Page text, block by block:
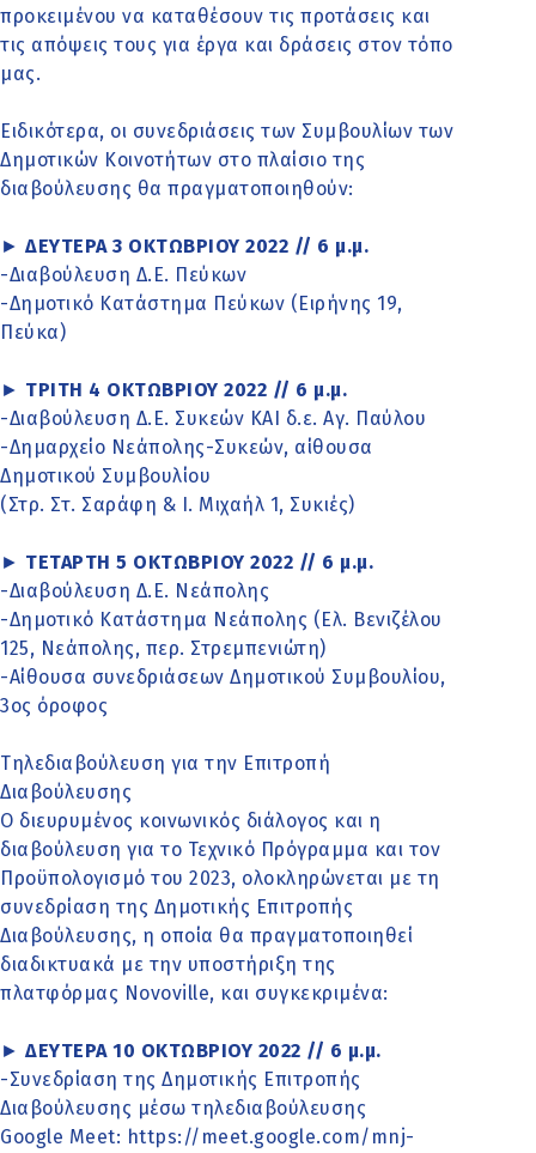
προκειμένου να καταθέσουν τις προτάσεις και
τις απόψεις τους για έργα και δράσεις στον τόπο
μας.
Ειδικότερα, οι συνεδριάσεις των Συμβουλίων των
Δημοτικών Κοινοτήτων στο πλαίσιο της
διαβούλευσης θα πραγματοποιηθούν:
► ΔΕΥΤΕΡΑ 3 ΟΚΤΩΒΡΙΟΥ 2022 // 6 μ.μ.
-Διαβούλευση Δ.Ε. Πεύκων
-Δημοτικό Κατάστημα Πεύκων (Ειρήνης 19,
Πεύκα)
► ΤΡΙΤΗ 4 ΟΚΤΩΒΡΙΟΥ 2022 // 6 μ.μ.
-Διαβούλευση Δ.Ε. Συκεών ΚΑΙ δ.ε. Αγ. Παύλου
-Δημαρχείο Νεάπολης-Συκεών, αίθουσα
Δημοτικού Συμβουλίου
(Στρ. Στ. Σαράφη & Ι. Μιχαήλ 1, Συκιές)
► ΤΕΤΑΡΤΗ 5 ΟΚΤΩΒΡΙΟΥ 2022 // 6 μ.μ.
-Διαβούλευση Δ.Ε. Νεάπολης
-Δημοτικό Κατάστημα Νεάπολης (Ελ. Βενιζέλου
125, Νεάπολης, περ. Στρεμπενιώτη)
-Αίθουσα συνεδριάσεων Δημοτικού Συμβουλίου,
3ος όροφος
Τηλεδιαβούλευση για την Επιτροπή
Διαβούλευσης
Ο διευρυμένος κοινωνικός διάλογος και η
διαβούλευση για το Τεχνικό Πρόγραμμα και τον
Προϋπολογισμό του 2023, ολοκληρώνεται με τη
συνεδρίαση της Δημοτικής Επιτροπής
Διαβούλευσης, η οποία θα πραγματοποιηθεί
διαδικτυακά με την υποστήριξη της
πλατφόρμας Novoville, και συγκεκριμένα:
► ΔΕΥΤΕΡΑ 10 ΟΚΤΩΒΡΙΟΥ 2022 // 6 μ.μ.
-Συνεδρίαση της Δημοτικής Επιτροπής
Διαβούλευσης μέσω τηλεδιαβούλευσης
Google Meet: https://meet.google.com/mnj-